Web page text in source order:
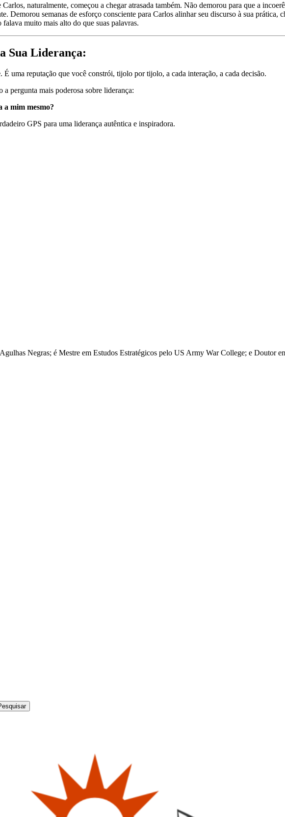
Carlos, naturalmente, começou a chegar atrasada também. Não demorou para que a
Demorou semanas de esforço consciente para Carlos alinhar seu discurso à sua prática,
muito mais alto do que suas palavras.
Sua Liderança:
É uma reputação que você constrói, tijolo por tijolo, a cada interação, a cada decisão.
pergunta mais poderosa sobre liderança:
a mim mesmo?
GPS para uma liderança autêntica e inspiradora.
Negras; é Mestre em Estudos Estratégicos pelo US Army War College; e Doutor